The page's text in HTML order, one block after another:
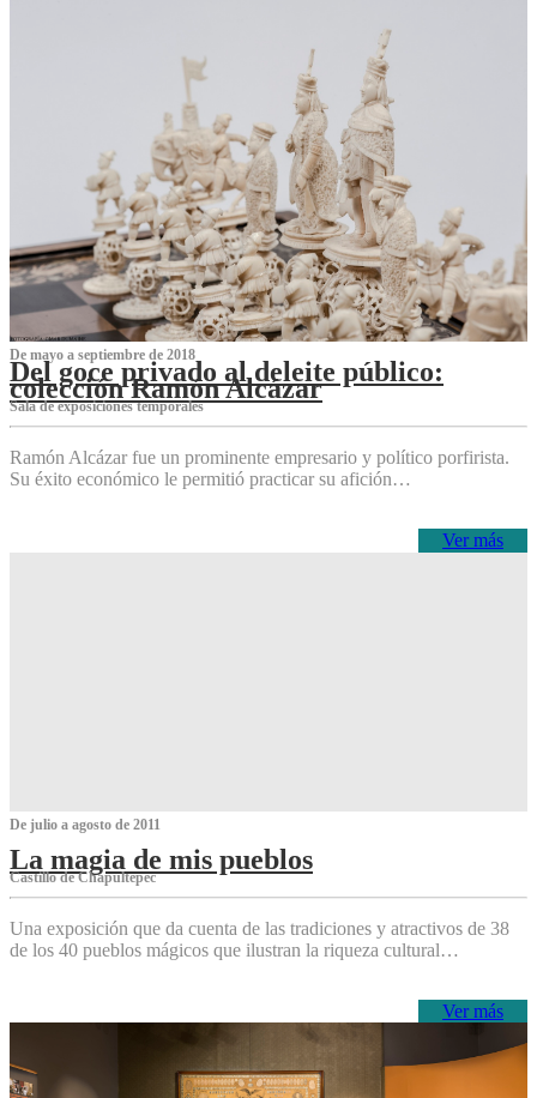
De mayo a septiembre de 2018
Del goce privado al deleite público:
colección Ramón Alcázar
Sala de exposiciones temporales
Ramón Alcázar fue un prominente empresario y político porfirista.
Su éxito económico le permitió practicar su afición…
Ver más
De julio a agosto de 2011
La magia de mis pueblos
Castillo de Chapultepec
Una exposición que da cuenta de las tradiciones y atractivos de 38
de los 40 pueblos mágicos que ilustran la riqueza cultural…
Ver más